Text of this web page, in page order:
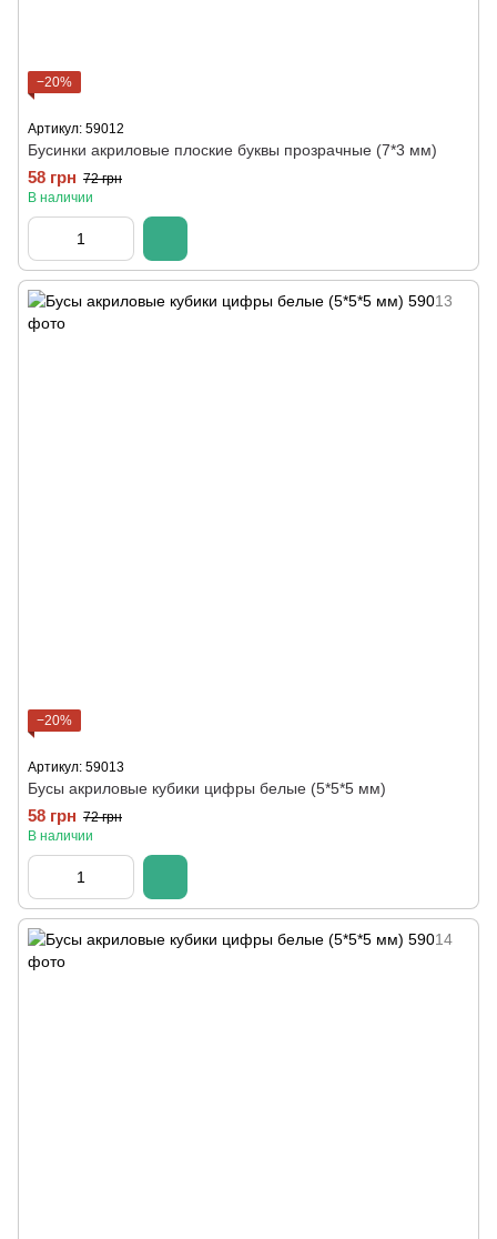
−20%
Артикул: 59012
Бусинки акриловые плоские буквы прозрачные (7*3 мм)
58 грн 72 грн
В наличии
−20%
Артикул: 59013
Бусы акриловые кубики цифры белые (5*5*5 мм)
58 грн 72 грн
В наличии